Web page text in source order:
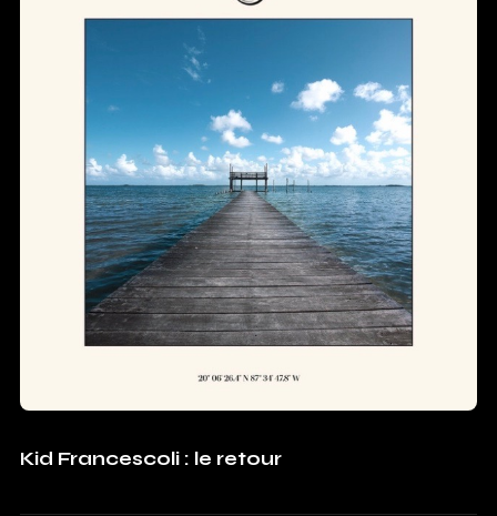
Kid Francescoli : le retour